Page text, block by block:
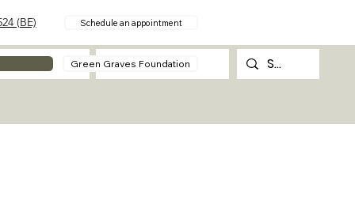
(BE) Schedule an appointment
Contact
Green Graves Foundation